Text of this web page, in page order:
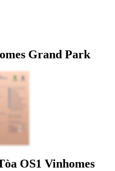
Grand Park
OS1 Vinhomes